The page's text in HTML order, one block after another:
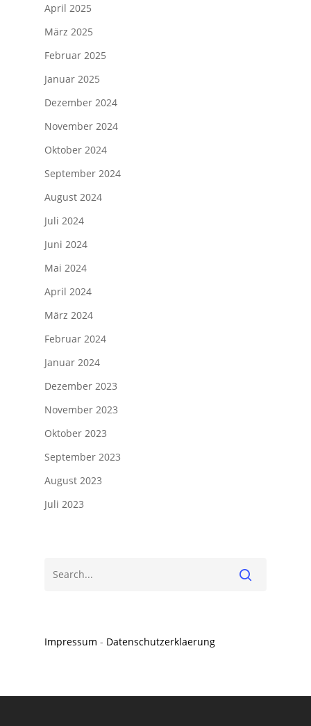
April 2025
März 2025
Februar 2025
Januar 2025
Dezember 2024
November 2024
Oktober 2024
September 2024
August 2024
Juli 2024
Juni 2024
Mai 2024
April 2024
März 2024
Februar 2024
Januar 2024
Dezember 2023
November 2023
Oktober 2023
September 2023
August 2023
Juli 2023
Impressum - Datenschutzerklaerung